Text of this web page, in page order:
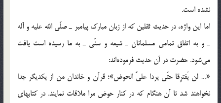
نشده است.
اما اين واژه، در حديث ثقلين كه از زبان مبارك پيامبر ـ صلّي الله عليه و آله
ـ و به اتفاق تمامي مسلمانان ـ شيعه و سنّي ـ به ما رسيده است يافت
مي‌شود. حضرت در آن حديث فرموده‌اند:
«… لن يَفترِقا حتّي يردا عليَّ الحوض»؛ قرآن و خاندان من از يكديگر جدا
نخواهند شد تا آن هنگام كه در كنار حوض مرا ملاقات نمايند. در كتابهاي